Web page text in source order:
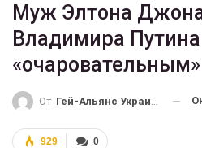
Муж Элтона
Владимира Путина
«очаровательным»
От Гей-Альянс Украина
0
929